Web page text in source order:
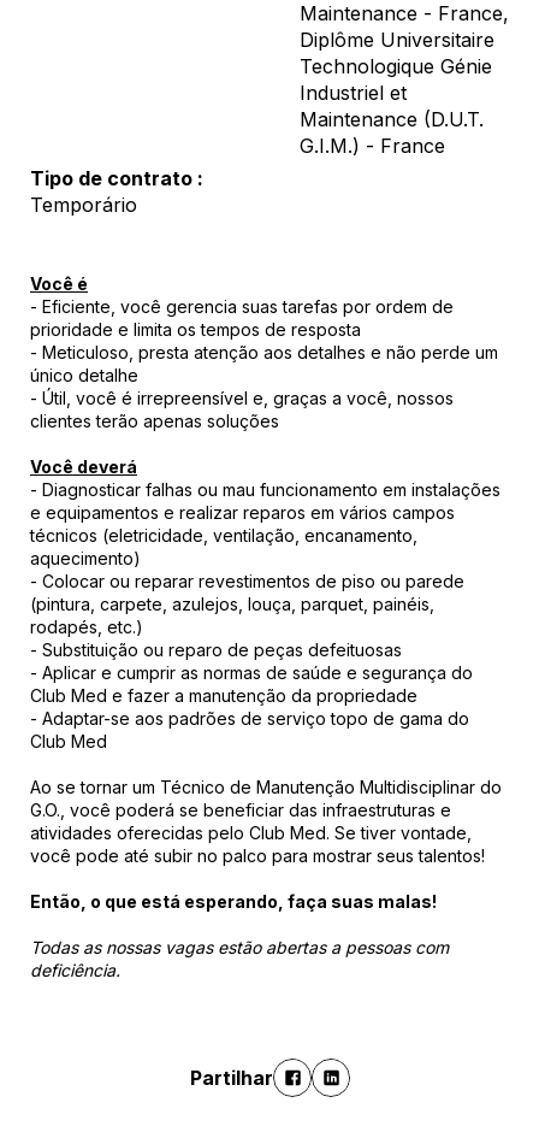
Maintenance - France,
Diplôme Universitaire
Technologique Génie
Industriel et
Maintenance (D.U.T.
G.I.M.) - France
Tipo de contrato
Temporário
Você é
- Eficiente, você gerencia suas tarefas por ordem de
prioridade e limita os tempos de resposta
- Meticuloso, presta atenção aos detalhes e não perde um
único detalhe
- Útil, você é irrepreensível e, graças a você, nossos
clientes terão apenas soluções
Você deverá
- Diagnosticar falhas ou mau funcionamento em instalações
e equipamentos e realizar reparos em vários campos
técnicos (eletricidade, ventilação, encanamento,
aquecimento)
- Colocar ou reparar revestimentos de piso ou parede
(pintura, carpete, azulejos, louça, parquet, painéis,
rodapés, etc.)
- Substituição ou reparo de peças defeituosas
- Aplicar e cumprir as normas de saúde e segurança do
Club Med e fazer a manutenção da propriedade
- Adaptar-se aos padrões de serviço topo de gama do
Club Med
Ao se tornar um Técnico de Manutenção Multidisciplinar do
G.O., você poderá se beneficiar das infraestruturas e
atividades oferecidas pelo Club Med. Se tiver vontade,
você pode até subir no palco para mostrar seus talentos!
Então, o que está esperando, faça suas malas!
Todas as nossas vagas estão abertas a pessoas com
deficiência.
Partilhar